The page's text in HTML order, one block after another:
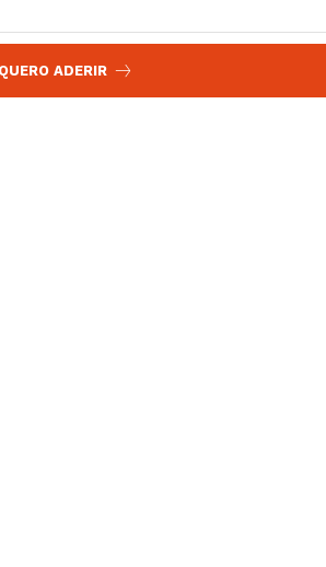
QUERO ADERIR